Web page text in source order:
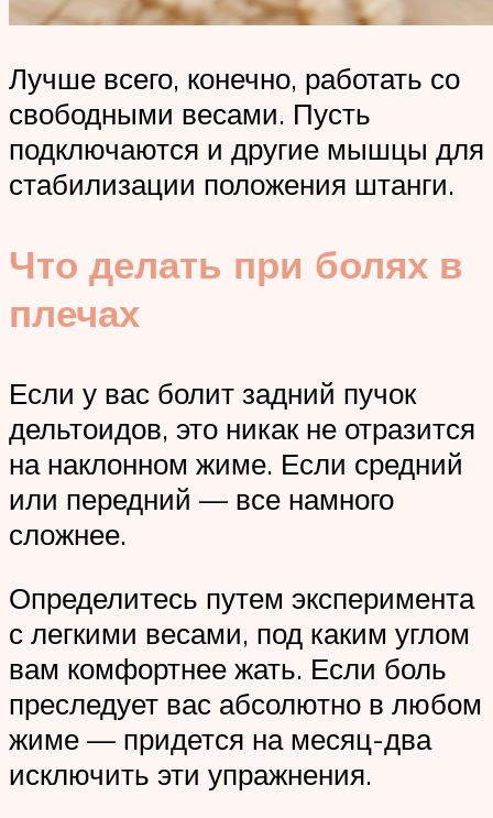
Лучше всего, конечно, работать со
свободными весами. Пусть
подключаются и другие мышцы для
стабилизации положения штанги.
Что делать при болях в
плечах
Если у вас болит задний пучок
дельтоидов, это никак не отразится
на наклонном жиме. Если средний
или передний — все намного
сложнее.
Определитесь путем эксперимента
с легкими весами, под каким углом
вам комфортнее жать. Если боль
преследует вас абсолютно в любом
жиме — придется на месяц-два
исключить эти упражнения.